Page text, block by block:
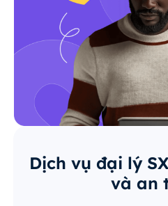
Dịch vụ đại lý
và an